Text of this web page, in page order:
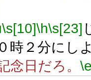
\s[10]\h\s[23]
時２分にし
念日だろ。